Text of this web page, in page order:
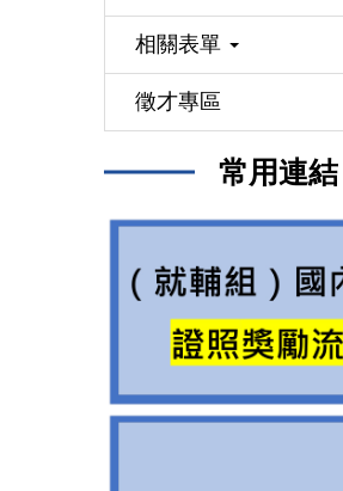
相關表單
徵才專區
常用連結